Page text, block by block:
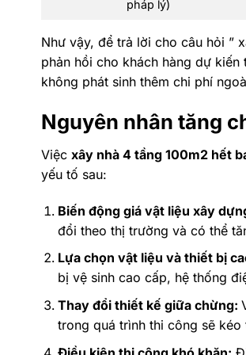
pháp lý)
Như vậy, để trả lời cho câu hỏi ”
phản hồi cho khách hàng dự kiến
không phát sinh thêm chi phí
Nguyên nhân tăng
Việc xây nhà 4 tầng 100m2 hết
yếu tố sau:
Biến động giá vật liệu xây
đổi theo thị trường và có thể
Lựa chọn vật liệu và thiết bị
bị vệ sinh cao cấp, hệ thống
Thay đổi thiết kế giữa chừng:
trong quá trình thi công sẽ